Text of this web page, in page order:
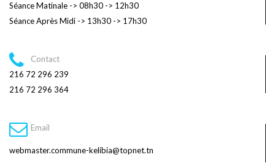
Séance Matinale -> 08h30 -> 12h30
Séance Après Midi -> 13h30 -> 17h30
Contact
216 72 296 239
216 72 296 364
Email
webmaster.commune-kelibia@topnet.tn